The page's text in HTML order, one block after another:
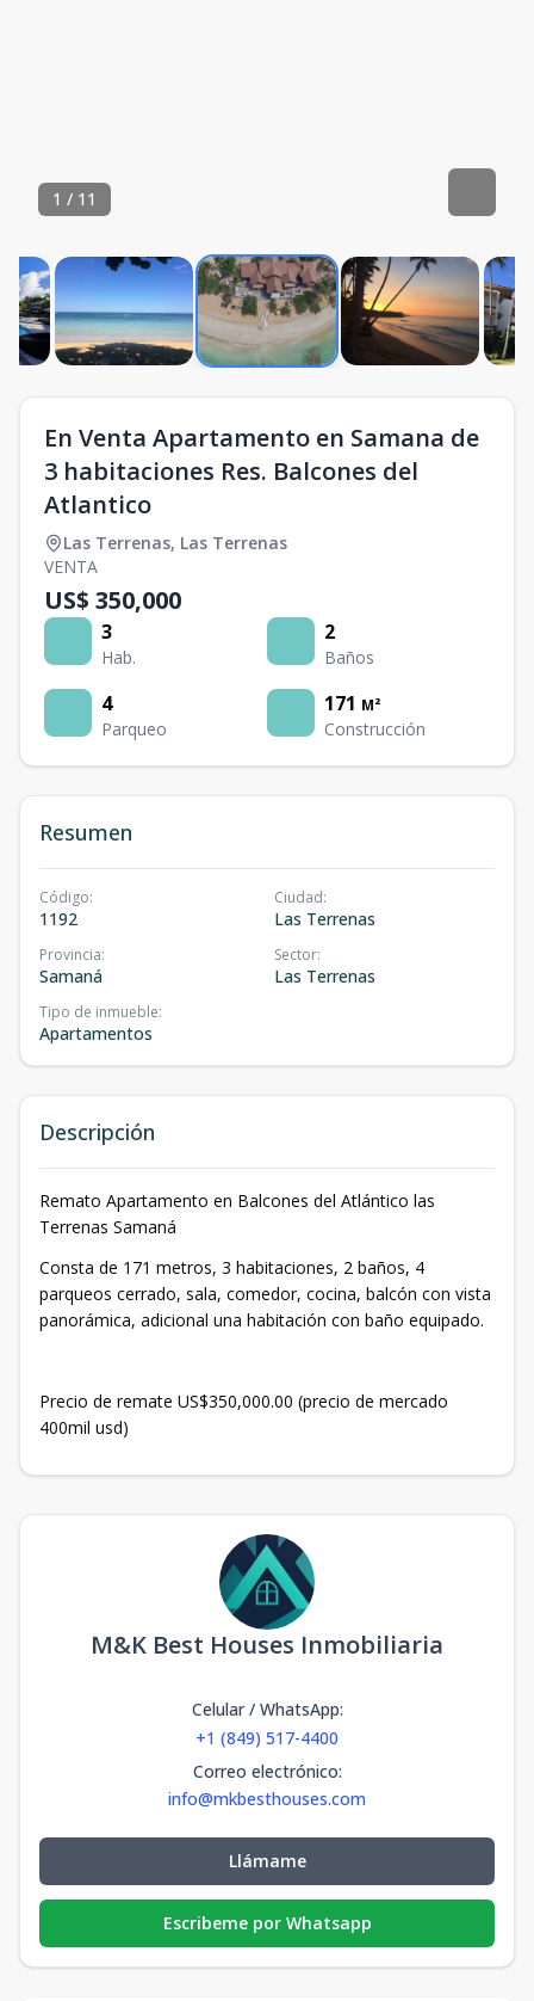
1 / 11
En Venta Apartamento en Samana de
3 habitaciones Res. Balcones del
Atlantico
Las Terrenas, Las Terrenas
VENTA
US$ 350,000
3
Hab.
2
Baños
4
Parqueo
171 M²
Construcción
Resumen
Código:
1192
Ciudad:
Las Terrenas
Provincia:
Samaná
Sector:
Las Terrenas
Tipo de inmueble:
Apartamentos
Descripción
Remato Apartamento en Balcones del Atlántico las
Terrenas Samaná
Consta de 171 metros, 3 habitaciones, 2 baños, 4
parqueos cerrado, sala, comedor, cocina, balcón con vista
panorámica, adicional una habitación con baño equipado.
Precio de remate US$350,000.00 (precio de mercado
400mil usd)
M&K Best Houses Inmobiliaria
Celular / WhatsApp:
+1 (849) 517-4400
Correo electrónico:
info@mkbesthouses.com
Llámame
Escribeme por Whatsapp